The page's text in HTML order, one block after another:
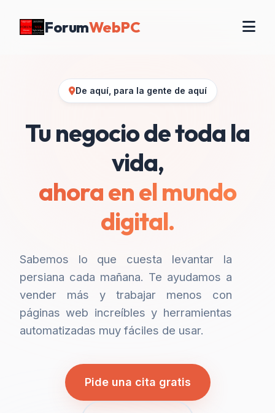
ForumWebPC
De aquí, para la gente de aquí
Tu negocio de toda la
vida,
ahora en el mundo
digital.
Sabemos lo que cuesta levantar la
persiana cada mañana. Te ayudamos a
vender más y trabajar menos con
páginas web increíbles y herramientas
automatizadas muy fáciles de usar.
Pide una cita gratis